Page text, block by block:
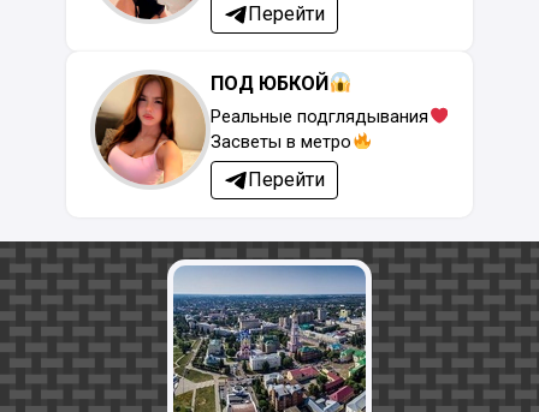
Перейти
ПОД ЮБКОЙ
Реальные подглядывания
Засветы в метро
Перейти